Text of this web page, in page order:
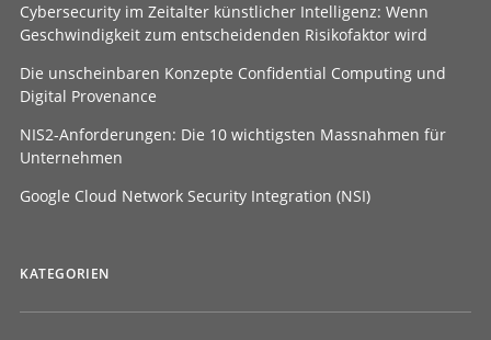
Cybersecurity im Zeitalter künstlicher Intelligenz: Wenn
Geschwindigkeit zum entscheidenden Risikofaktor wird
Die unscheinbaren Konzepte Confidential Computing und
Digital Provenance
NIS2-Anforderungen: Die 10 wichtigsten Massnahmen für
Unternehmen
Google Cloud Network Security Integration (NSI)
KATEGORIEN